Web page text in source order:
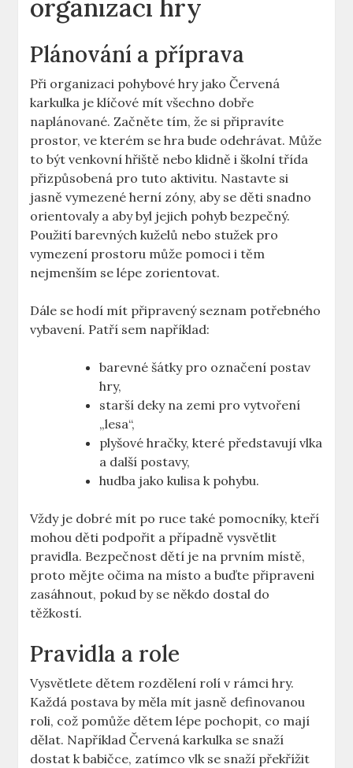
organizaci hry
Plánování a příprava
Při organizaci pohybové hry jako Červená
⁣karkulka ⁤je klíčové mít ⁢všechno dobře
naplánované. ⁣Začněte‍ tím, že ‍si připravíte
prostor, ve kterém se hra‌ bude odehrávat. Může
to být venkovní​ hřiště nebo klidně ⁣i školní třída
přizpůsobená ‌pro tuto aktivitu.‌ Nastavte​ si
jasně vymezené herní‍ zóny, ​aby se děti snadno
orientovaly a​ aby byl​ jejich pohyb bezpečný.
Použití barevných kuželů ‍nebo stužek pro
⁢vymezení prostoru může‍ pomoci i ​těm⁤
nejmenším se lépe‌ zorientovat.
Dále se hodí ‌mít připravený seznam potřebného
vybavení. Patří⁢ sem například:
barevné šátky pro označení postav
hry,
starší deky na zemi pro vytvoření
‌„lesa“,
plyšové hračky, které představují vlka
a‍ další ⁣postavy,
hudba jako kulisa ⁢k pohybu.
Vždy​ je dobré ⁤mít po​ ruce také⁣ pomocníky, ‍kteří⁤
mohou děti ​podpořit a případně‌ vysvětlit
pravidla. Bezpečnost dětí⁤ je na prvním místě, ​
proto mějte očima na místo ​a buďte připraveni
zasáhnout, pokud by se někdo dostal do
‍těžkostí.
Pravidla a role
Vysvětlete​ dětem rozdělení rolí ‌v​ rámci hry.
⁢Každá postava ⁢by měla​ mít jasně definovanou
roli, což pomůže dětem lépe pochopit, co mají
dělat. ⁢Například Červená‍ karkulka se ​snaží
dostat k babičce, ‌zatímco ⁤vlk se snaží překřížit⁢